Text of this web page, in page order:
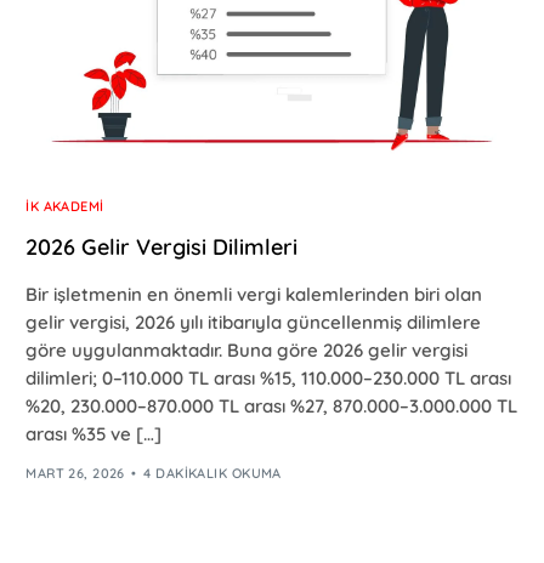
İK AKADEMI
2026 Gelir Vergisi Dilimleri
Bir işletmenin en önemli vergi kalemlerinden biri olan
gelir vergisi, 2026 yılı itibarıyla güncellenmiş dilimlere
göre uygulanmaktadır. Buna göre 2026 gelir vergisi
dilimleri; 0–110.000 TL arası %15, 110.000–230.000 TL arası
%20, 230.000–870.000 TL arası %27, 870.000–3.000.000 TL
arası %35 ve […]
MART 26, 2026 4 DAKIKALIK OKUMA